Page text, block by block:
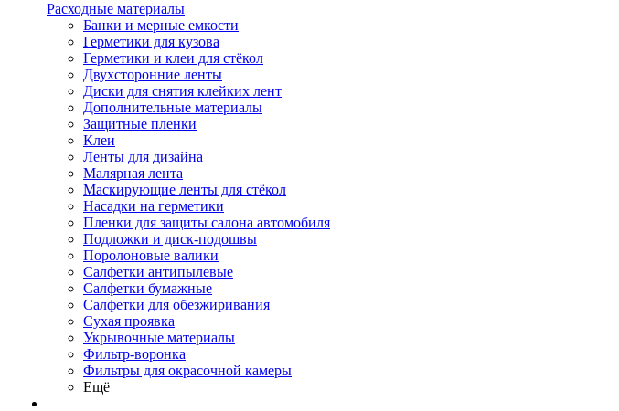
Расходные материалы
Банки и мерные емкости
Герметики для кузова
Герметики и клеи для стёкол
Двухсторонние ленты
Диски для снятия клейких лент
Дополнительные материалы
Защитные пленки
Клеи
Ленты для дизайна
Малярная лента
Маскирующие ленты для стёкол
Насадки на герметики
Пленки для защиты салона автомобиля
Подложки и диск-подошвы
Поролоновые валики
Салфетки антипылевые
Салфетки бумажные
Салфетки для обезжиривания
Сухая проявка
Укрывочные материалы
Фильтр-воронка
Фильтры для окрасочной камеры
Ещё